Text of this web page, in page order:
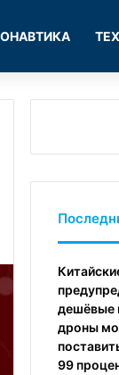
дешёвые
дроны
99